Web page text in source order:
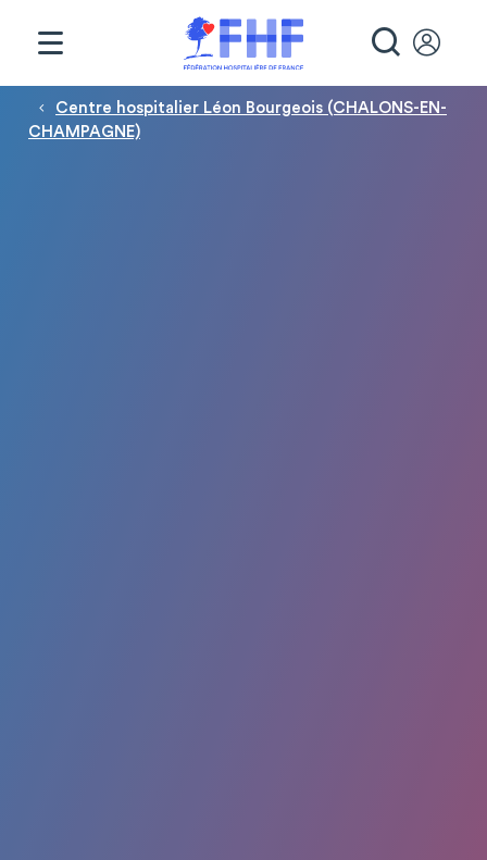
Fil d'Ariane
Centre hospitalier Léon Bourgeois (CHALONS-EN-
CHAMPAGNE)
Panneau de gestion des cookies